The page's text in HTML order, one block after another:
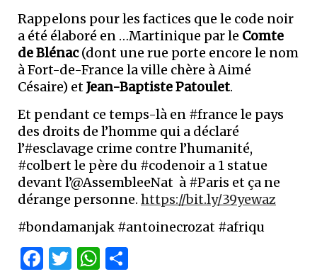
Rappelons pour les factices que le code noir
a été élaboré en …Martinique par le Comte
de Blénac(dont une rue porte encore le nom
à Fort-de-France la ville chère à Aimé
Césaire) et Jean-Baptiste Patoulet.
Et pendant ce temps-là en #france le pays
des droits de l’homme qui a déclaré
l’#esclavage crime contre l’humanité,
#colbert le père du #codenoir a 1 statue
devant l’@AssembleeNat à #Paris et ça ne
dérange personne. https://bit.ly/39yewaz
#bondamanjak #antoinecrozat #afriqu
Facebook
Twitter
WhatsApp